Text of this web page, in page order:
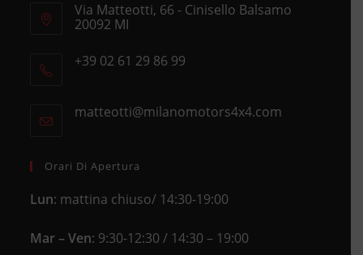
Via Matteotti, 66 - Cinisello Balsamo
20092 MI
in
+39 02 61 29 86 99
your
matteotti@milanomotors4x4.comOpens
Orari Di Apertura
Lun: mattina chiuso/ 14:30-19:00
Mar – Ven: 9:30-12:30 / 14:30 – 19:00